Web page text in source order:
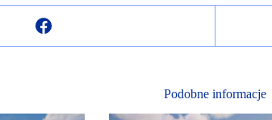
Podobne informacje